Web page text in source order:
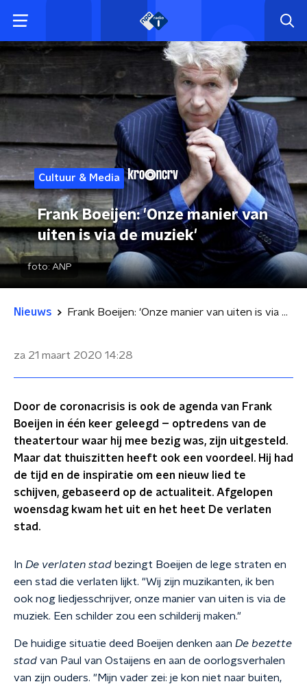
Cultuur & Media
Frank Boeijen: 'Onze manier van
uiten is via de muziek'
foto: ANP
Nieuws Frank Boeijen: 'Onze manier van uiten is via de muziek'
za 21 maart 2020 14:28
Door de coronacrisis is ook de agenda van Frank
Boeijen in één keer geleegd – optredens van de
theatertour waar hij mee bezig was, zijn uitgesteld.
Maar dat thuiszitten heeft ook een voordeel. Hij had
de tijd en de inspiratie om een nieuw lied te
schijven, gebaseerd op de actualiteit. Afgelopen
woensdag kwam het uit en het heet De verlaten
stad.
In De verlaten stad bezingt Boeijen de lege straten en
een stad die verlaten lijkt. "Wij zijn muzikanten, ik ben
ook nog liedjesschrijver, onze manier van uiten is via de
muziek. Een schilder zou een schilderij maken."
De huidige situatie deed Boeijen denken aan De bezette
stad van Paul van Ostaijens en aan de oorlogsverhalen
van zijn ouders. "Mijn vader zei: je kon niet naar buiten,